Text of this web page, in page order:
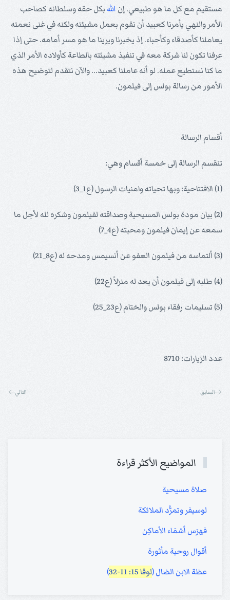
مستقيم مع كل ما هو طبيعي. إن الله بكل حقه وسلطانه كصاحب
الأمر والنهي يأمرنا كعبيد أن نقوم بعمل مشيئته ولكنه في غنى نعمته
يعاملنا كأصدقاء وكأحباء. إذ يخبرنا ويرينا ما هو مسر أمامه. حتى إذا
عرفنا تكون لنا شركة معه في تنفيذ مشيئته بالطاعة كأولاده الأمر الذي
ما كنا نستطيع عمله. لو أنه عاملنا كعبيد... والآن نتقدم لتوضيح هذه
الأمور من رسالة بولس إلى فيلمون.
أقسام الرسالة
تنقسم الرسالة إلى خمسة أقسام وهي:
(1) الافتتاحية: وبها تحياته وامنيات الرسول (ع1_3)
(2) بيان مودة بولس المسيحية وصداقته لفيلمون وشكره لله لأجل ما
سمعه عن إيمان فيلمون ومحبته (ع4_7)
(3) ألتماسه من فيلمون العفو عن أنسيمس ومدحه له (ع8_21)
(4) طلبه إلى فيلمون أن يعد له منزلاً (ع22)
(5) تسليمات رفقاء بولس والختام (ع23_25)
عدد الزيارات: 8710
السابق التالي
المواضيع الأكثر قراءة
صلاة مسيحية
لوسيفر وتمرُّد الملائكة
فهرَس أسْمَاء الأماكِن
أقوال روحية مأثورة
عظة الابن الضال (لوقا 15: 11-32 )